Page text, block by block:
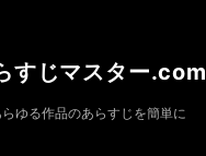
すじマスター.com
らゆる作品のあらすじを簡単に